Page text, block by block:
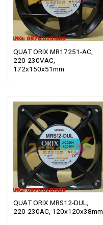
QUẠT ORIX MR17251-AC,
220-230VAC,
172x150x51mm
QUẠT ORIX MRS12-DUL,
220-230AC, 120x120x38mm